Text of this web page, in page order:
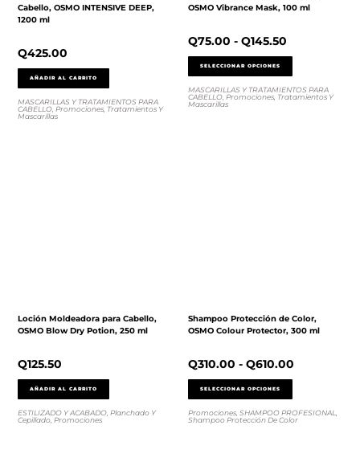
Cabello, OSMO INTENSIVE DEEP,
1200 ml
Q425.00
AÑADIR AL CARRITO
MASCARILLAS Y TRATAMIENTOS PARA
CABELLO Promociones Tratamientos Y
Mascarillas
OSMO Vibrance Mask, 100 ml
Q75.00 - Q145.50
SELECCIONAR OPCIONES
MASCARILLAS Y TRATAMIENTOS PARA
CABELLO Promociones Tratamientos Y
Mascarillas
Loción Moldeadora para Cabello,
OSMO Blow Dry Potion, 250 ml
Q125.50
AÑADIR AL CARRITO
ESTILIZADO Y ACABADO Planchado Y
Cepillado Promociones
Shampoo Protección de Color,
OSMO Colour Protector, 300 ml
Q310.00 - Q610.00
SELECCIONAR OPCIONES
Promociones SHAMPOO PROFESIONAL
Shampoo Protección De Color